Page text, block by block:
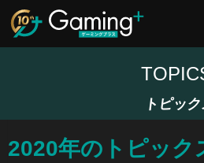
トピック
2020年のトピック